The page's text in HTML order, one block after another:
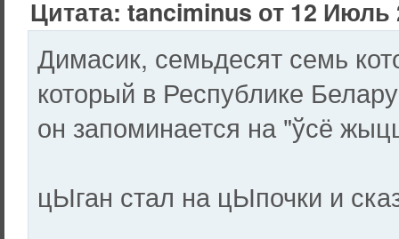
Цитата: tanciminus от 12 Июль
Димасик, семьдесят семь
который в Республике
он запоминается на "ўсё
цЫган стал на цЫпочки и